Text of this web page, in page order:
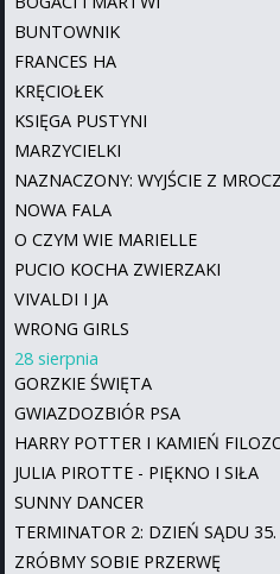
BUNTOWNIK
FRANCES HA
KRĘCIOŁEK
KSIĘGA PUSTYNI
MARZYCIELKI
NAZNACZONY: WYJŚCIE Z
NOWA FALA
O CZYM WIE MARIELLE
PUCIO KOCHA ZWIERZAKI
VIVALDI I JA
WRONG GIRLS
28 sierpnia
GORZKIE ŚWIĘTA
GWIAZDOZBIÓR PSA
HARRY POTTER I KAMIEŃ
JULIA PIROTTE - PIĘKNO I SIŁA
SUNNY DANCER
TERMINATOR 2: DZIEŃ SĄDU
ZRÓBMY SOBIE PRZERWĘ